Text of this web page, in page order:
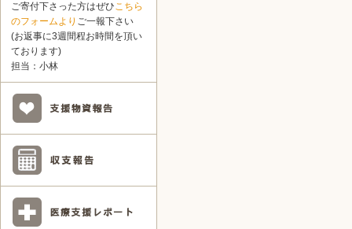
ご寄付下さった方はぜひこちら
のフォームより ご一報下さい
(お返事に3週間程お時間を頂い
ております)
担当：小林